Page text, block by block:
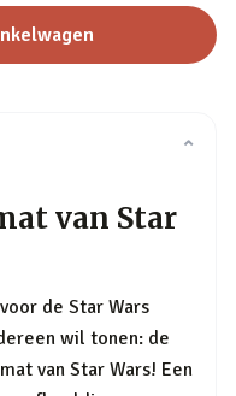
⌄
van Star
de Star Wars
wil tonen: de
van Star Wars! Een